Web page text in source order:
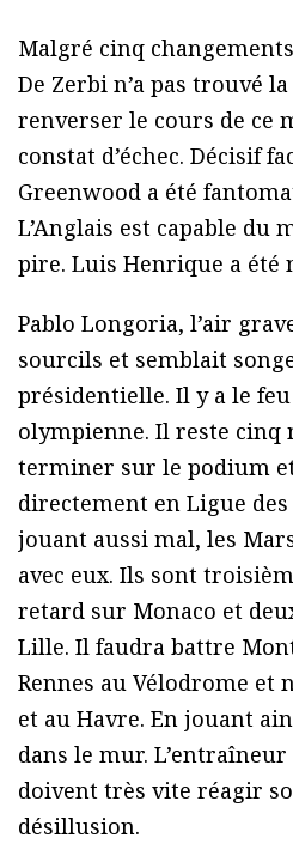
Malgré cinq
De Zerbi n’a pas trouvé
renverser le cours de ce
constat d’échec. Décisif
Greenwood a été
L’Anglais est capable du
pire. Luis Henrique a été
Pablo Longoria, l’air
sourcils et semblait
présidentielle. Il y a le
olympienne. Il reste cinq
terminer sur le podium
directement en Ligue des
jouant aussi mal, les
avec eux. Ils sont
retard sur Monaco et
Lille. Il faudra battre
Rennes au Vélodrome et
et au Havre. En jouant
dans le mur.
doivent très vite réagir
désillusion.